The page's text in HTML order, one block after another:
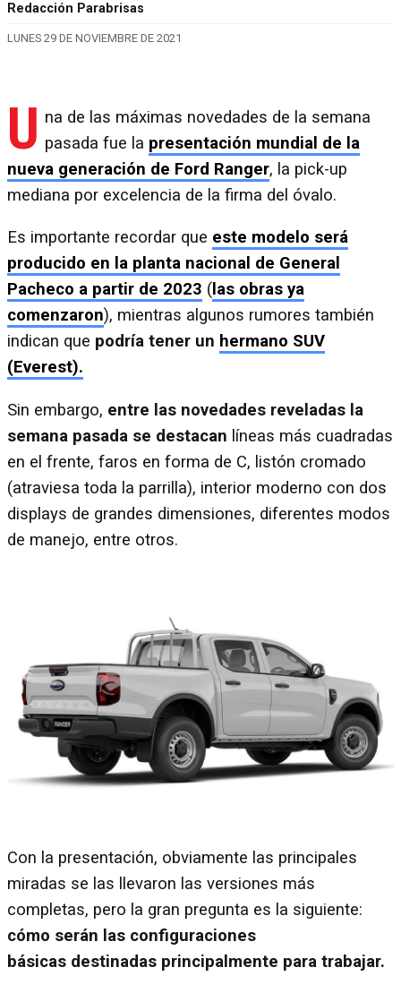
Redacción Parabrisas
LUNES 29 DE NOVIEMBRE DE 2021
U na de las máximas novedades de la semana
pasada fue la presentación mundial de la
nueva generación de Ford Ranger, la pick-up
mediana por excelencia de la firma del óvalo.
Es importante recordar que este modelo será
producido en la planta nacional de General
Pacheco a partir de 2023 (las obras ya
comenzaron), mientras algunos rumores también
indican que podría tener un hermano SUV
(Everest).
Sin embargo, entre las novedades reveladas la
semana pasada se destacan líneas más cuadradas
en el frente, faros en forma de C, listón cromado
(atraviesa toda la parrilla), interior moderno con dos
displays de grandes dimensiones, diferentes modos
de manejo, entre otros.
Con la presentación, obviamente las principales
miradas se las llevaron las versiones más
completas, pero la gran pregunta es la siguiente:
cómo serán las configuraciones
básicas destinadas principalmente para trabajar.